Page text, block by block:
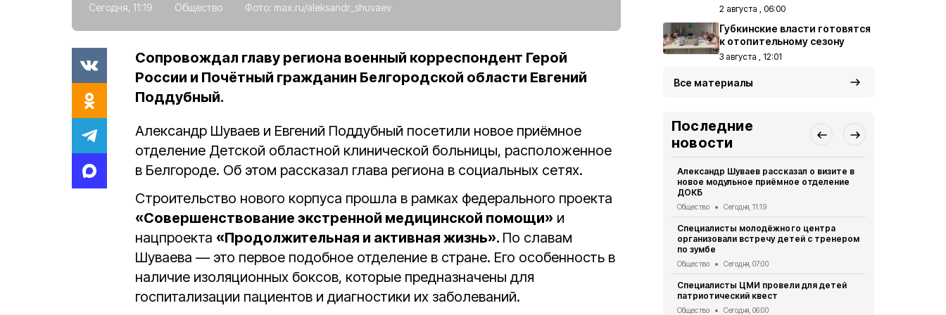
Сегодня, 11:19 Общество Фото: max.ru/aleksandr_shuvaev
Сопровождал главу региона военный корреспондент Герой
России и Почётный гражданин Белгородской области Евгений
Поддубный.
Александр Шуваев и Евгений Поддубный посетили новое приёмное
отделение Детской областной клинической больницы, расположенное
в Белгороде. Об этом рассказал глава региона в социальных сетях.
Строительство нового корпуса прошла в рамках федерального проекта
«Совершенствование экстренной медицинской помощи» и
нацпроекта «Продолжительная и активная жизнь». По славам
Шуваева — это первое подобное отделение в стране. Его особенность в
наличие изоляционных боксов, которые предназначены для
госпитализации пациентов и диагностики их заболеваний.
2 августа , 06:00
Губкинские власти готовятся
к отопительному сезону
3 августа , 12:01
Все материалы
Последние
новости
Александр Шуваев рассказал о визите в
новое модульное приёмное отделение
ДОКБ
Общество Сегодня, 11:19
Специалисты молодёжного центра
организовали встречу детей с тренером
по зумбе
Общество Сегодня, 07:00
Специалисты ЦМИ провели для детей
патриотический квест
Общество Сегодня, 06:00